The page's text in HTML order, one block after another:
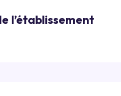
l’établissement